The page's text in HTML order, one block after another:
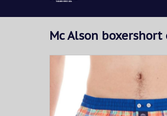
Mc Alson